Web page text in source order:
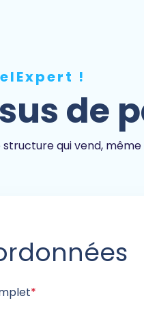
!
de
qui vend, même
*